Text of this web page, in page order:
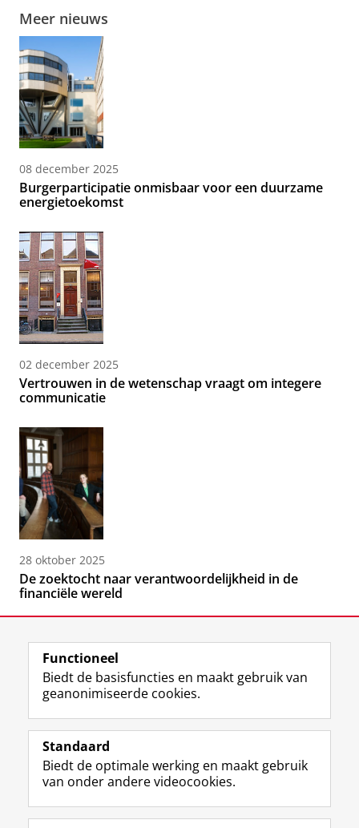
Meer nieuws
08 december 2025
Burgerparticipatie onmisbaar voor een duurzame
energietoekomst
02 december 2025
Vertrouwen in de wetenschap vraagt om integere
communicatie
28 oktober 2025
De zoektocht naar verantwoordelijkheid in de
financiële wereld
Volg de RUG
F
a
e
b
o
L
i
k
e
I
R
S
-
f
e
I
n
t
r
Y
o
T
e
Studiekiezers
Functioneel
Biedt de basisfuncties en maakt gebruik van
geanonimiseerde cookies.
Standaard
Biedt de optimale werking en maakt gebruik
van onder andere videocookies.